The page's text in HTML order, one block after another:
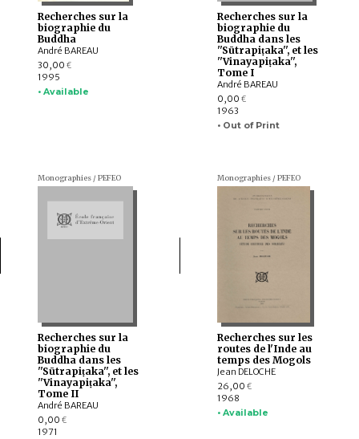
Recherches sur la
biographie du
Buddha
André BAREAU
30,00 €
1995
• Available
Recherches sur la
biographie du
Buddha dans les
''Sūtrapiṭaka'', et les
''Vinayapiṭaka'',
Tome I
André BAREAU
0,00 €
1963
• Out of Print
Monographies / PEFEO
Recherches sur la
biographie du
Buddha dans les
''Sūtrapiṭaka'', et les
''Vinayapiṭaka'',
Tome II
André BAREAU
0,00 €
1971
Monographies / PEFEO
Recherches sur les
routes de l'Inde au
temps des Mogols
Jean DELOCHE
26,00 €
1968
• Available